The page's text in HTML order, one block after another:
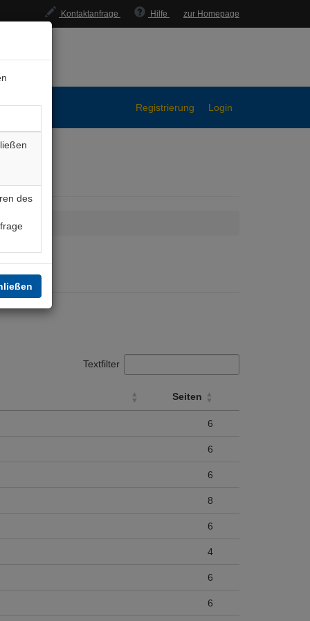
Kontaktanfrage Hilfe zur Homepage
Registrierung Login
des
Textfilter
Seiten
6
6
6
8
6
4
6
6